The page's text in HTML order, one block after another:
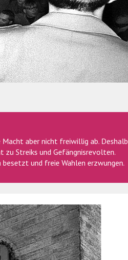
aber nicht freiwillig ab. Deshalb
zu Streiks und Gefängnisrevolten.
und freie Wahlen erzwungen.